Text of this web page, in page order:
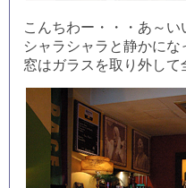
こんちわー・・・あ～
シャラシャラと静かに
窓はガラスを取り外して